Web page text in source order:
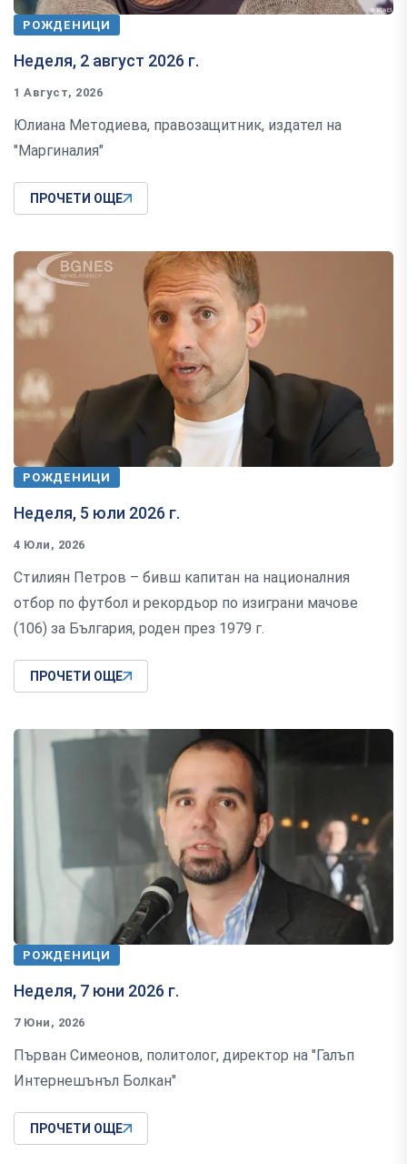
РОЖДЕНИЦИ
Неделя, 2 август 2026 г.
1 Август, 2026
Юлиана Методиева, правозащитник, издател на
"Маргиналия"
ПРОЧЕТИ ОЩЕ
РОЖДЕНИЦИ
Неделя, 5 юли 2026 г.
4 Юли, 2026
Стилиян Петров – бивш капитан на националния
отбор по футбол и рекордьор по изиграни мачове
(106) за България, роден през 1979 г.
ПРОЧЕТИ ОЩЕ
РОЖДЕНИЦИ
Неделя, 7 юни 2026 г.
7 Юни, 2026
Първан Симеонов, политолог, директор на "Галъп
Интернешънъл Болкан"
ПРОЧЕТИ ОЩЕ